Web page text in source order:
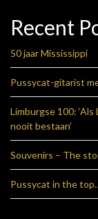
Recent
50 jaar Mississippi
Pussycat-gitarist
Limburgse 100:
nooit bestaan’
Souvenirs – The
Pussycat in the